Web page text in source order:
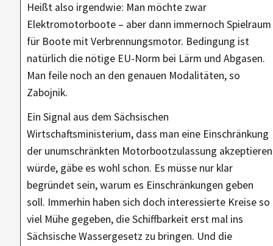
Heißt also irgendwie: Man möchte zwar
Elektromotorboote – aber dann immernoch Spielraum
für Boote mit Verbrennungsmotor. Bedingung ist
natürlich die nötige EU-Norm bei Lärm und Abgasen.
Man feile noch an den genauen Modalitäten, so
Zabojnik.
Ein Signal aus dem Sächsischen
Wirtschaftsministerium, dass man eine Einschränkung
der unumschränkten Motorbootzulassung akzeptieren
würde, gäbe es wohl schon. Es müsse nur klar
begründet sein, warum es Einschränkungen geben
soll. Immerhin haben sich doch interessierte Kreise so
viel Mühe gegeben, die Schiffbarkeit erst mal ins
Sächsische Wassergesetz zu bringen. Und die